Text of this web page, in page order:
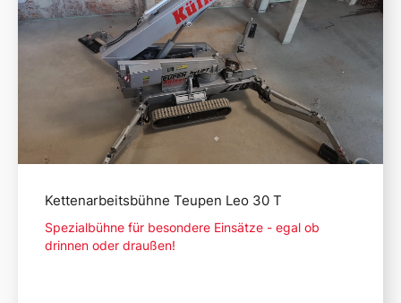
Kettenarbeitsbühne Teupen Leo 30 T
Spezialbühne für besondere Einsätze - egal ob
drinnen oder draußen!